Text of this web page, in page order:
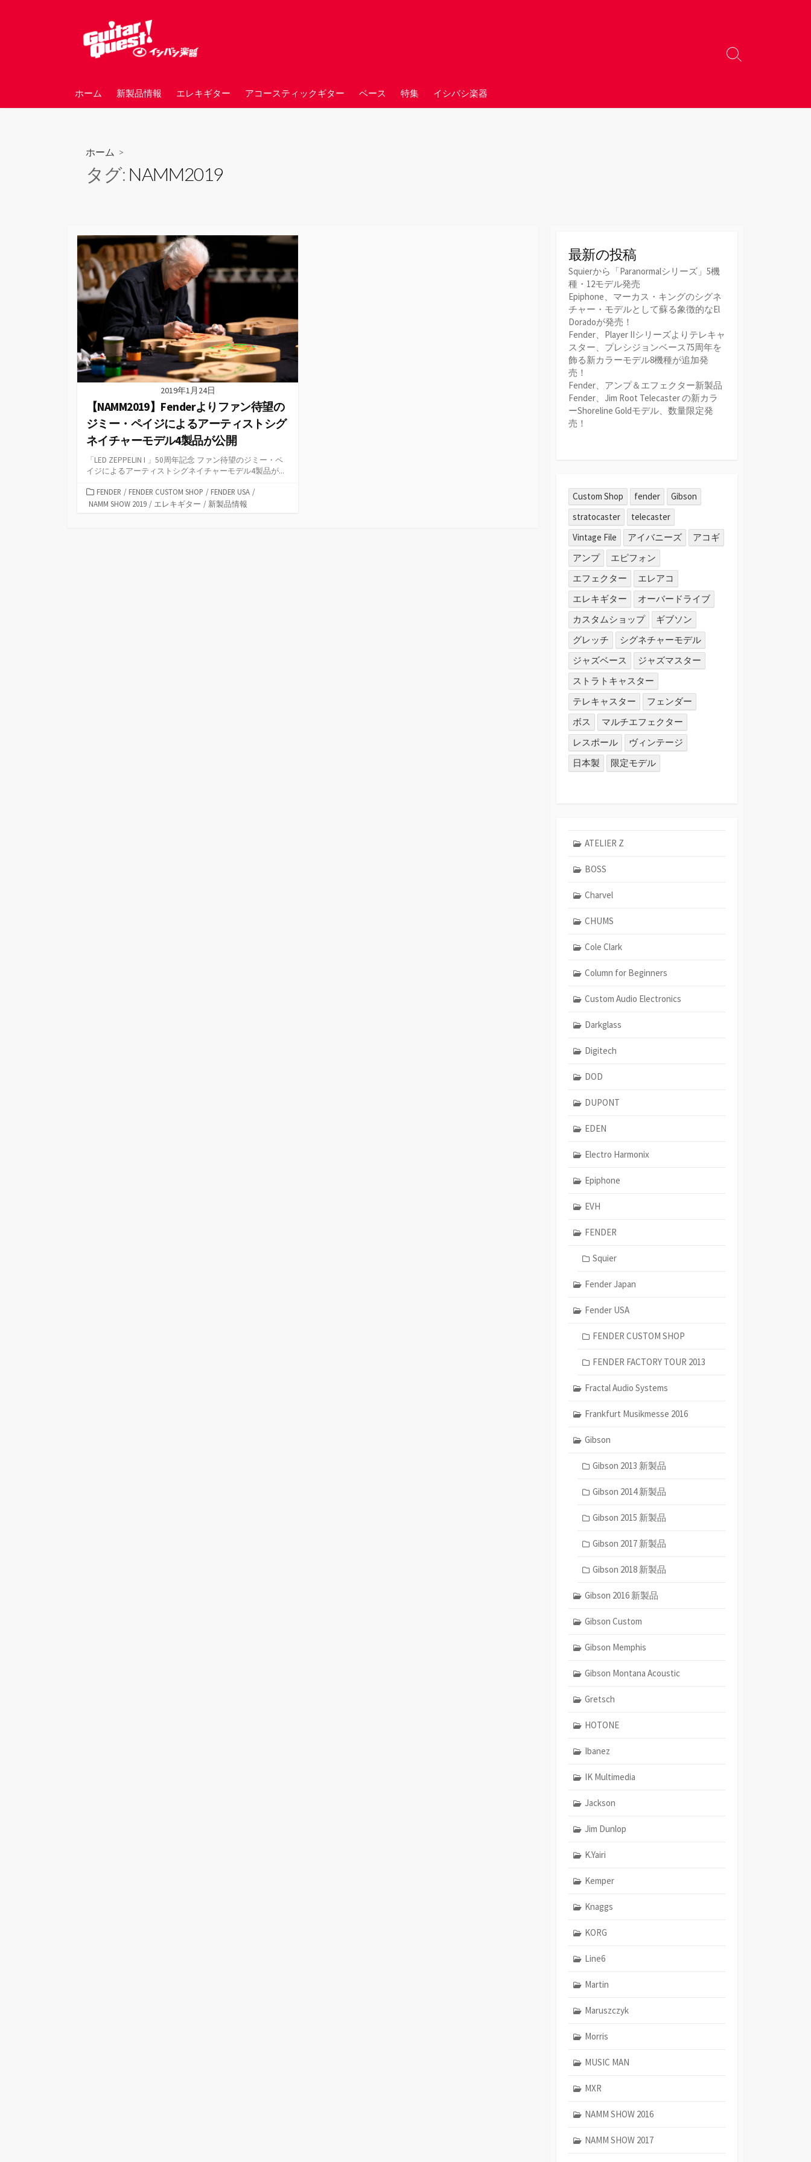
ホーム 新製品情報 エレキギター アコースティックギター ベース 特集 イシバシ楽器
検
替
ホーム >
タグ: NAMM2019
2019年1月24日
【NAMM2019】Fenderよりファン待望の
ジミー・ペイジによるアーティストシグ
ネイチャーモデル4製品が公開
「LED ZEPPELIN I 」50周年記念 ファン待望のジミー・ペ
イジによるアーティストシグネイチャーモデル4製品が...
カ
テ
FENDER / FENDER CUSTOM SHOP / FENDER USA /
NAMM SHOW 2019 / エレキギター / 新製品情報
最新の投稿
Squierから「Paranormalシリーズ」5機
種・12モデル発売
Epiphone、マーカス・キングのシグネ
チャー・モデルとして蘇る象徴的なEl
Doradoが発売！
Fender、Player IIシリーズよりテレキャ
スター、プレシジョンベース75周年を
飾る新カラーモデル8機種が追加発
売！
Fender、アンプ＆エフェクター新製品
Fender、Jim Root Telecaster の新カラ
ーShoreline Goldモデル、数量限定発
売！
Custom Shop fender
Gibson
stratocaster
telecaster
Vintage File
アイバニーズ
アコギ
アンプ
エピフォン
エフェクター
エレアコ
エレキギター
オーバードライブ
カスタムショップ
ギブソン
グレッチ
シグネチャーモデル
ジャズベース
ジャズマスター
ストラトキャスター
テレキャスター
フェンダー
ボス
マルチエフェクター
レスポール
ヴィンテージ
日本製
限定モデル
ATELIER Z
BOSS
Charvel
CHUMS
Cole Clark
Column for Beginners
Custom Audio Electronics
Darkglass
Digitech
DOD
DUPONT
EDEN
Electro Harmonix
Epiphone
EVH
FENDER
Squier
Fender Japan
Fender USA
FENDER CUSTOM SHOP
FENDER FACTORY TOUR 2013
Fractal Audio Systems
Frankfurt Musikmesse 2016
Gibson
Gibson 2013 新製品
Gibson 2014 新製品
Gibson 2015 新製品
Gibson 2017 新製品
Gibson 2018 新製品
Gibson 2016 新製品
Gibson Custom
Gibson Memphis
Gibson Montana Acoustic
Gretsch
HOTONE
Ibanez
IK Multimedia
Jackson
Jim Dunlop
K.Yairi
Kemper
Knaggs
KORG
Line6
Martin
Maruszczyk
Morris
MUSIC MAN
MXR
NAMM SHOW 2016
NAMM SHOW 2017